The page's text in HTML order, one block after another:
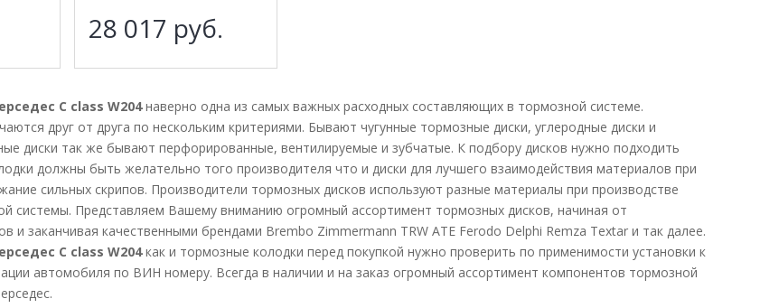
28 017 руб.
C class W204наверно одна из самых важных расходных составляющих в тормозной системе.
друг от друга по нескольким критериями. Бывают чугунные тормозные диски, углеродные диски и
диски так же бывают перфорированные, вентилируемые и зубчатые. К подбору дисков нужно подходить
должны быть желательно того производителя что и диски для лучшего взаимодействия материалов при
сильных скрипов. Производители тормозных дисков используют разные материалы при производстве
системы. Представляем Вашему вниманию огромный ассортимент тормозных дисков, начиная от
и заканчивая качественными брендами Brembo Zimmermann TRW ATE Ferodo Delphi Remza Textar и так далее.
C class W204как и тормозные колодки перед покупкой нужно проверить по применимости установки к
автомобиля по ВИН номеру. Всегда в наличии и на заказ огромный ассортимент компонентов тормозной